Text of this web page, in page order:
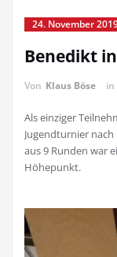
24. November
Benedikt
Von Klaus Böse in
Als einziger
Jugendturnier
aus 9 Runden war
Höhepunkt.